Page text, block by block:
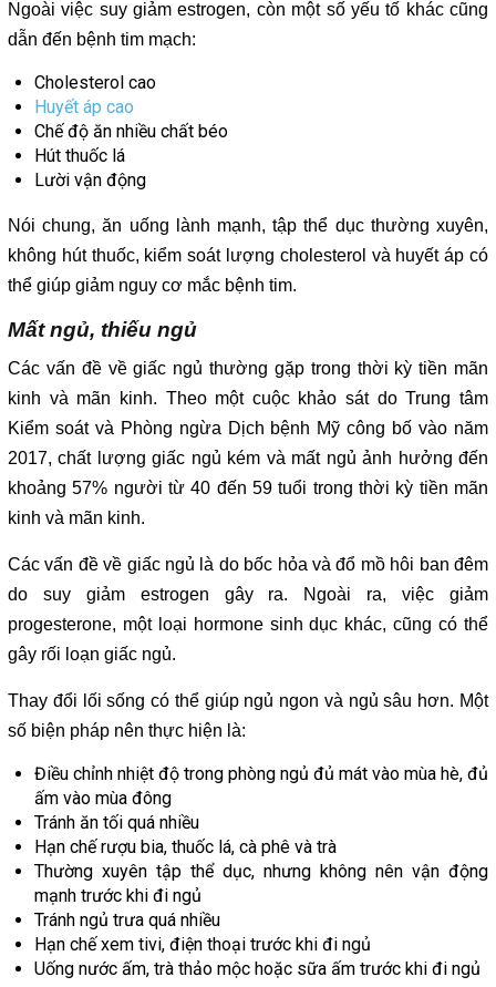
Ngoài việc suy giảm estrogen, còn một số yếu tố khác cũng
dẫn đến bệnh tim mạch:
Cholesterol cao
Huyết áp cao
Chế độ ăn nhiều chất béo
Hút thuốc lá
Lười vận động
Nói chung, ăn uống lành mạnh, tập thể dục thường xuyên,
không hút thuốc, kiểm soát lượng cholesterol và huyết áp có
thể giúp giảm nguy cơ mắc bệnh tim.
Mất ngủ, thiếu ngủ
Các vấn đề về giấc ngủ thường gặp trong thời kỳ tiền mãn
kinh và mãn kinh. Theo một cuộc khảo sát do Trung tâm
Kiểm soát và Phòng ngừa Dịch bệnh Mỹ công bố vào năm
2017, chất lượng giấc ngủ kém và mất ngủ ảnh hưởng đến
khoảng 57% người từ 40 đến 59 tuổi trong thời kỳ tiền mãn
kinh và mãn kinh.
Các vấn đề về giấc ngủ là do bốc hỏa và đổ mồ hôi ban đêm
do suy giảm estrogen gây ra. Ngoài ra, việc giảm
progesterone, một loại hormone sinh dục khác, cũng có thể
gây rối loạn giấc ngủ.
Thay đổi lối sống có thể giúp ngủ ngon và ngủ sâu hơn. Một
số biện pháp nên thực hiện là:
Điều chỉnh nhiệt độ trong phòng ngủ đủ mát vào mùa hè, đủ
ấm vào mùa đông
Tránh ăn tối quá nhiều
Hạn chế rượu bia, thuốc lá, cà phê và trà
Thường xuyên tập thể dục, nhưng không nên vận động
mạnh trước khi đi ngủ
Tránh ngủ trưa quá nhiều
Hạn chế xem tivi, điện thoại trước khi đi ngủ
Uống nước ấm, trà thảo mộc hoặc sữa ấm trước khi đi ngủ